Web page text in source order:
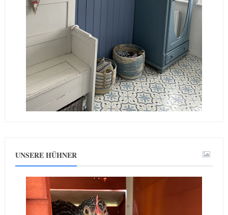
UNSERE HÜHNER